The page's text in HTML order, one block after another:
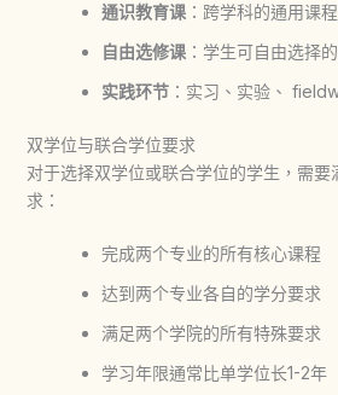
通识教育课：跨学科的通用课程
自由选修课：学生可自由选择
实践环节：实习、实验、
双学位与联合学位要求
对于选择双学位或联合学位的学生，需要
求：
完成两个专业的所有核心课程
达到两个专业各自的学分要求
满足两个学院的所有特殊要求
学习年限通常比单学位长1-2年